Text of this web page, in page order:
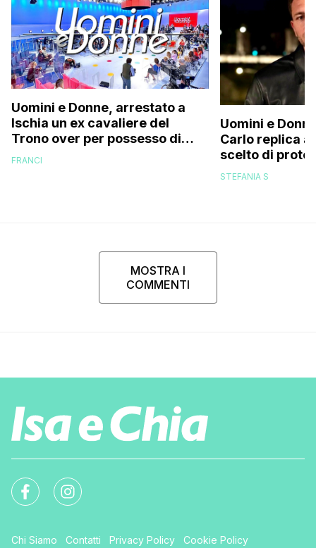
Uomini e Donne, arrestato a
Ischia un ex cavaliere del
Trono over per possesso di
documenti falsi e truffa
FRANCI
Uomini e
Carlo replica
scelto di
di mio figlio
STEFANIA S
MOSTRA I
COMMENTI
Chi Siamo Contatti Privacy Policy Cookie Policy